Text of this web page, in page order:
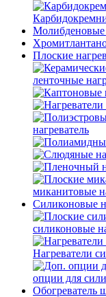
Молибденовые
Плоские
ленточные
нагреватель
миканитовые
Силиконовые
силиконовые
Нагреватели
опции для
Обогреватель